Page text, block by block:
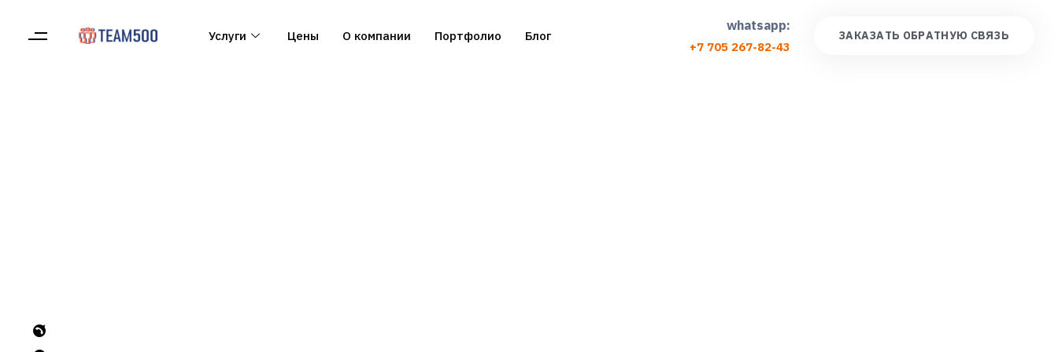
Услуги Цены О компании Портфолио Блог
whatsapp:
+7 705 267-82-43
ЗАКАЗАТЬ ОБРАТНУЮ СВЯЗЬ